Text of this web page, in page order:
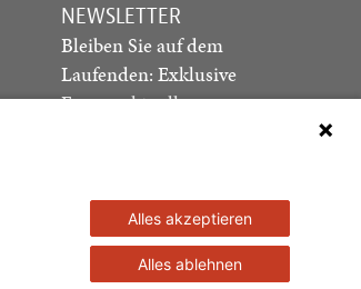
NEWSLETTER
Bleiben Sie auf dem
Laufenden: Exklusive
Essays, aktuelle
Newsletter abonnieren
Alles akzeptieren
Alles ablehnen